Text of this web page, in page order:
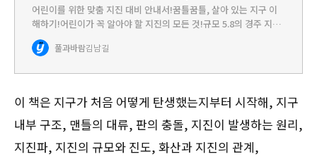
어린이를 위한 맞춤 지진 대비 안내서!꿈틀꿈틀, 살아 있는 지구 이
해하기!어린이가 꼭 알아야 할 지진의 모든 것!규모 5.8의 경주 지진,
규모 5.4의 포항 지진. 연이은 국내의 커다란 지진으로 우리나라가
더는 ‘지진 안전지대’가 아니라는 사실이 드러났습니다…
풀과바람김남길
이 책은 지구가 처음 어떻게 탄생했는지부터 시작해, 지구
내부 구조, 맨틀의 대류, 판의 충돌, 지진이 발생하는 원리,
지진파, 지진의 규모와 진도, 화산과 지진의 관계,